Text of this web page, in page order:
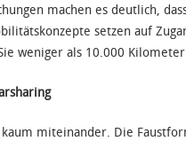
machen es deutlich,
setzen auf
weniger als 10.000
miteinander. Die